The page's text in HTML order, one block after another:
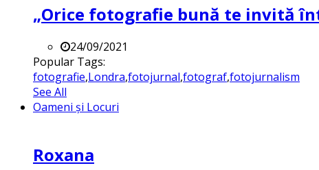
„Orice fotografie bună te invită
24/09/2021
Popular Tags:
fotografie,Londra,fotojurnal,fotograf,fotojurnalism
See All
Oameni și Locuri
Roxana